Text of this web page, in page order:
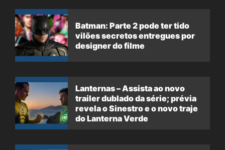
Batman: Parte 2 pode ter tido
vilões secretos entregues por
designer do filme
Lanternas – Assista ao novo
trailer dublado da série; prévia
revela o Sinestro e o novo traje
do Lanterna Verde